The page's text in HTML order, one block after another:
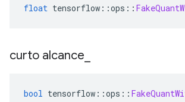
float tensorflow ::ops ::
curto alcance
bool tensorflow ::ops ::